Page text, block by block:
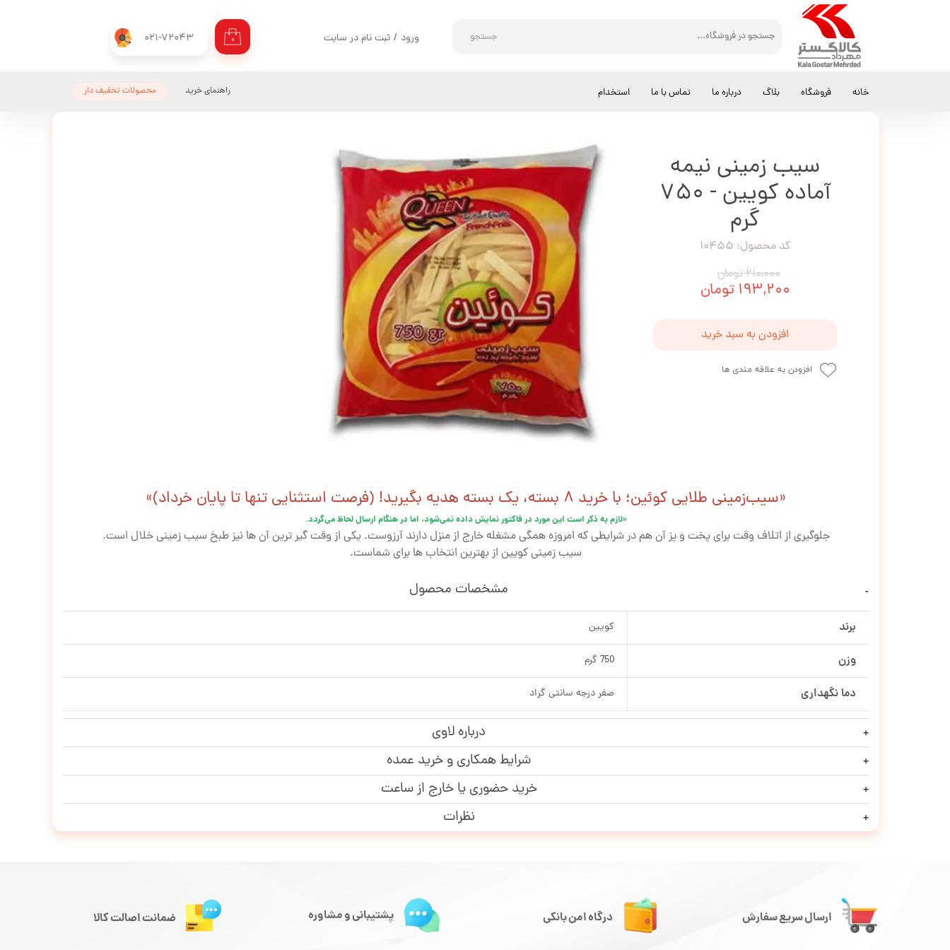
021-72043 جستجو ۰ ورود / ثبت نام در سایت
خانه فروشگاه بلاگ درباره ما تماس با ما استخدام محصولات تحفیف دار راهنمای خرید کالاگستر مهرداد سیب زمینی سیب زمینی نیمه آماده کویین - 750 گرم
سیب زمینی نیمه
آماده کویین - 750
گرم
کد محصول: 10455
۲۱۰,۰۰۰ تومان
۱۹۳,۲۰۰ تومان
افزودن به سبد خرید
افزودن به علاقه مندی ها
«سیب‌زمینی طلایی کوئین؛ با خرید ۸ بسته، یک بسته هدیه بگیرید! (فرصت استثنایی تنها تا پایان خرداد)»
«لازم به ذکر است این مورد در فاکتور نمایش داده نمی‌شود، اما در هنگام ارسال لحاظ می‌گردد.
جلوگیری از اتلاف وقت برای پخت و پز آن هم در شرایطی که امروزه همگی مشغله خارج از منزل دارند آرزوست. یکی از وقت گیر ترین آن ها نیز طبخ سیب زمینی خلال است.
سیب زمینی کویین از بهترین انتخاب ها برای شماست.
مشخصات محصول
برند کویین
وزن 750 گرم
دما نگهداری صفر درجه سانتی گراد
درباره لاوی
شرایط همکاری و خرید عمده
خرید حضوری یا خارج از ساعت
نظرات
ارسال سریع سفارش درگاه امن بانکی پشتیبانی و مشاوره ضمانت اصالت کالا